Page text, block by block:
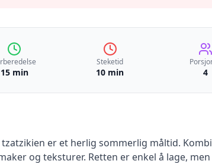
15 min
Steketid
10 min 4
er et herlig sommerlig måltid.
og teksturer. Retten er enkel å lage,